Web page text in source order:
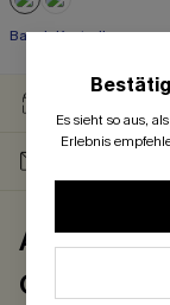
Bauch Kontrolle
Es sieht so aus,
Erlebnis
30-TÄGIGES
-15%
OHNE MBW